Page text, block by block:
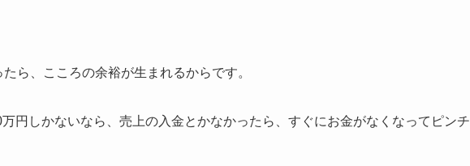
ら、こころの余裕が生まれるからです。
円しかないなら、売上の入金とかなかったら、すぐにお金がなくなってピンチ